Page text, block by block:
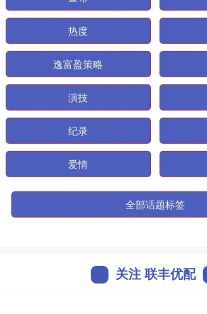
宣布
热度
逸富盈策略
演技
纪录
爱情
全部话题标签
关注 联丰优配